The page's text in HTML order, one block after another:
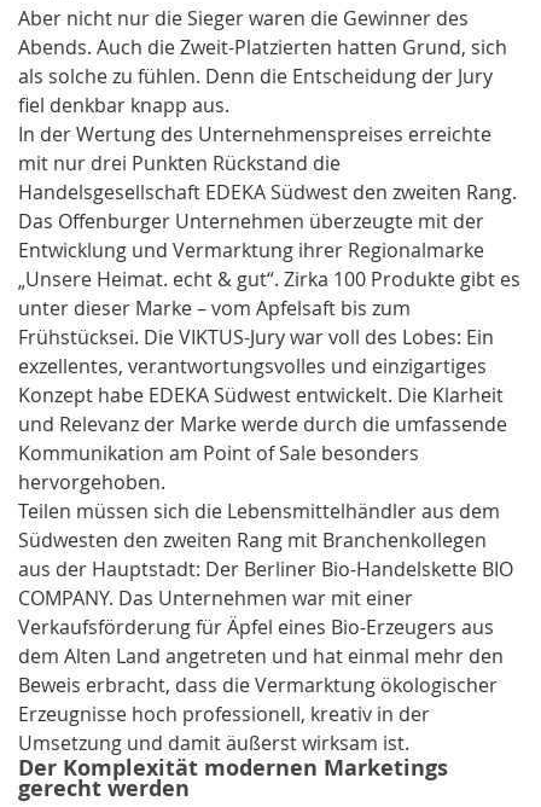
Aber nicht nur die Sieger waren die Gewinner des
Abends. Auch die Zweit-Platzierten hatten Grund, sich
als solche zu fühlen. Denn die Entscheidung der Jury
fiel denkbar knapp aus.
In der Wertung des Unternehmenspreises erreichte
mit nur drei Punkten Rückstand die
Handelsgesellschaft EDEKA Südwest den zweiten Rang.
Das Offenburger Unternehmen überzeugte mit der
Entwicklung und Vermarktung ihrer Regionalmarke
„Unsere Heimat. echt & gut“. Zirka 100 Produkte gibt es
unter dieser Marke – vom Apfelsaft bis zum
Frühstücksei. Die VIKTUS-Jury war voll des Lobes: Ein
exzellentes, verantwortungsvolles und einzigartiges
Konzept habe EDEKA Südwest entwickelt. Die Klarheit
und Relevanz der Marke werde durch die umfassende
Kommunikation am Point of Sale besonders
hervorgehoben.
Teilen müssen sich die Lebensmittelhändler aus dem
Südwesten den zweiten Rang mit Branchenkollegen
aus der Hauptstadt: Der Berliner Bio-Handelskette BIO
COMPANY. Das Unternehmen war mit einer
Verkaufsförderung für Äpfel eines Bio-Erzeugers aus
dem Alten Land angetreten und hat einmal mehr den
Beweis erbracht, dass die Vermarktung ökologischer
Erzeugnisse hoch professionell, kreativ in der
Umsetzung und damit äußerst wirksam ist.
Der Komplexität modernen Marketings
gerecht werden